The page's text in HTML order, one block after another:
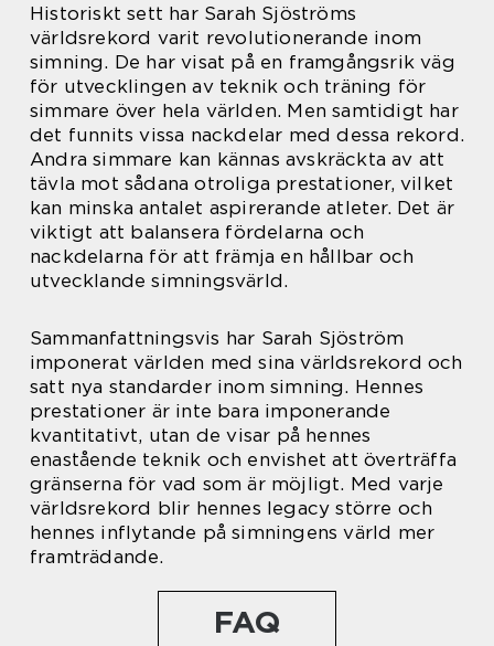
Historiskt sett har Sarah Sjöströms
världsrekord varit revolutionerande inom
simning. De har visat på en framgångsrik väg
för utvecklingen av teknik och träning för
simmare över hela världen. Men samtidigt har
det funnits vissa nackdelar med dessa rekord.
Andra simmare kan kännas avskräckta av att
tävla mot sådana otroliga prestationer, vilket
kan minska antalet aspirerande atleter. Det är
viktigt att balansera fördelarna och
nackdelarna för att främja en hållbar och
utvecklande simningsvärld.
Sammanfattningsvis har Sarah Sjöström
imponerat världen med sina världsrekord och
satt nya standarder inom simning. Hennes
prestationer är inte bara imponerande
kvantitativt, utan de visar på hennes
enastående teknik och envishet att överträffa
gränserna för vad som är möjligt. Med varje
världsrekord blir hennes legacy större och
hennes inflytande på simningens värld mer
framträdande.
FAQ